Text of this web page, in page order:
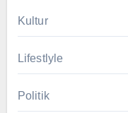
Kultur
Lifestlyle
Politik